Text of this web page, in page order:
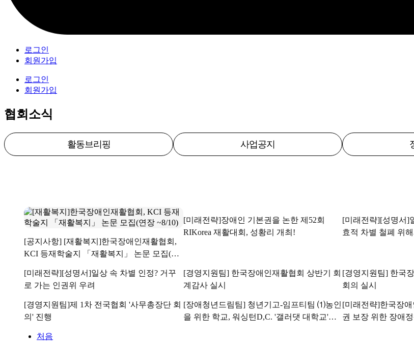
로그인
회원가입
로그인
회원가입
협회소식
활동브리핑 사업공지
[공지사항] [재활복지]한국장애인재활협회,
KCI 등재학술지 「재활복지」 논문 모집(연
[미래전략]장애인 기본권을 논한 제52회
RIKorea 재활대회, 성황리 개최!
[미래전략][성명서]
효적 차별 철폐 위
[미래전략][성명서]일상 속 차별 인정? 거꾸
로 가는 인권위 우려
[경영지원팀] 한국장애인재활협회 상반기 회
계감사 실시
[경영지원팀] 한국
회의 실시
[경영지원팀]제 1차 전국협회 '사무총장단 회
의' 진행
[장애청년드림팀] 청년기고-임프티팀 ⑴농인
을 위한 학교, 워싱턴D,C. '갤러댓 대학교'에
[미래전략]한국장
권 보장 위한 장애
처음